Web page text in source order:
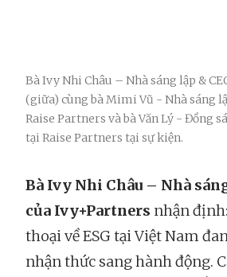
Bà Ivy Nhi Châu – Nhà sáng lập &
(giữa) cùng bà Mimi Vũ - Nhà sáng
Raise Partners và bà Văn Lý - Đồng
tại Raise Partners tại sự kiện.
Bà Ivy Nhi Châu – Nhà
của Ivy+Partners nhận
thoại về ESG tại Việt Nam
nhận thức sang hành động.